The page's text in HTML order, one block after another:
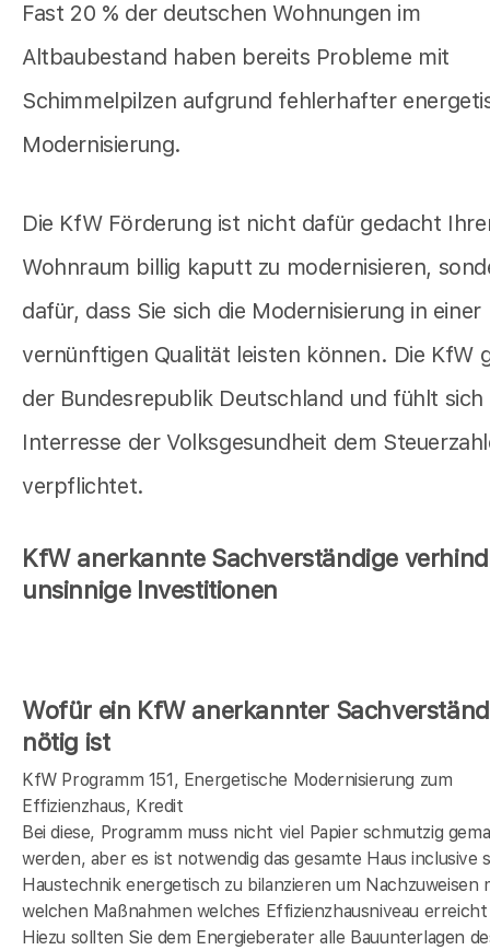
Fast 20 % der deutschen Wohnungen im
Altbaubestand haben bereits Probleme mit
Schimmelpilzen aufgrund fehlerhafter
Modernisierung.
Die KfW Förderung ist nicht dafür gedacht
Wohnraum billig kaputt zu modernisieren,
dafür, dass Sie sich die Modernisierung in einer
vernünftigen Qualität leisten können. Die KfW
der Bundesrepublik Deutschland und fühlt sich
Interresse der Volksgesundheit dem
verpflichtet.
KfW anerkannte Sachverständige
unsinnige Investitionen
Wofür ein KfW anerkannter
nötig ist
KfW Programm 151, Energetische Modernisierung zum
Effizienzhaus, Kredit
Bei diese, Programm muss nicht viel Papier schmutzig
werden, aber es ist notwendig das gesamte Haus inclusive
Haustechnik energetisch zu bilanzieren um Nachzuweisen
welchen Maßnahmen welches Effizienzhausniveau
Hiezu sollten Sie dem Energieberater alle Bauunterlagen